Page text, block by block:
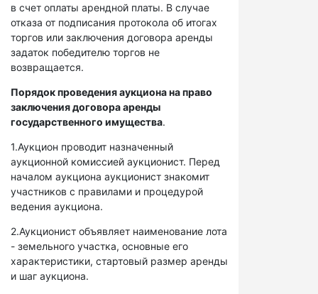
в счет оплаты арендной платы. В случае
отказа от подписания протокола об итогах
торгов или заключения договора аренды
задаток победителю торгов не
возвращается.
Порядок проведения аукциона на право
заключения договора аренды
государственного имущества.
1.Аукцион проводит назначенный
аукционной комиссией аукционист. Перед
началом аукциона аукционист знакомит
участников с правилами и процедурой
ведения аукциона.
2.Аукционист объявляет наименование лота
- земельного участка, основные его
характеристики, стартовый размер аренды
и шаг аукциона.